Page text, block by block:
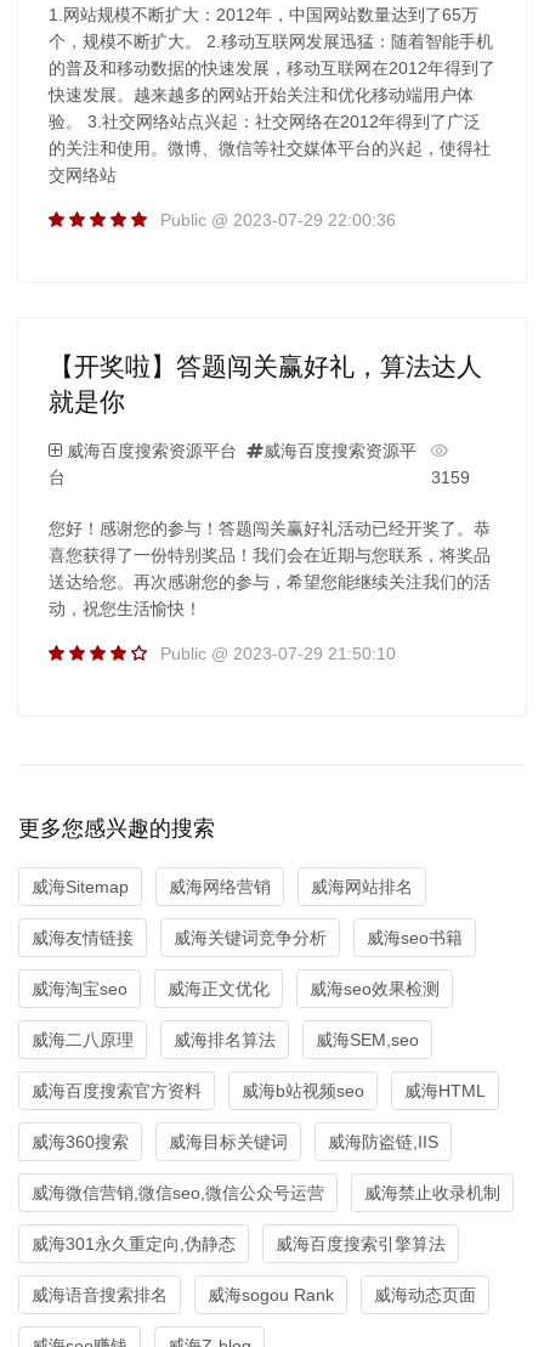
1.网站规模不断扩大：2012年，中国网站数量达到了65万
个，规模不断扩大。 2.移动互联网发展迅猛：随着智能手机
的普及和移动数据的快速发展，移动互联网在2012年得到了
快速发展。越来越多的网站开始关注和优化移动端用户体
验。 3.社交网络站点兴起：社交网络在2012年得到了广泛
的关注和使用。微博、微信等社交媒体平台的兴起，使得社
交网络站
Public @ 2023-07-29 22:00:36
【开奖啦】答题闯关赢好礼，算法达人
就是你
威海百度搜索资源平台
威海百度搜索资源平
台
3159
您好！感谢您的参与！答题闯关赢好礼活动已经开奖了。恭
喜您获得了一份特别奖品！我们会在近期与您联系，将奖品
送达给您。再次感谢您的参与，希望您能继续关注我们的活
动，祝您生活愉快！
Public @ 2023-07-29 21:50:10
更多您感兴趣的搜索
威海Sitemap 威海网络营销 威海网站排名
威海友情链接 威海关键词竞争分析 威海seo书籍
威海淘宝seo 威海正文优化 威海seo效果检测
威海二八原理 威海排名算法 威海SEM,seo
威海百度搜索官方资料 威海b站视频seo 威海HTML
威海360搜索 威海目标关键词 威海防盗链,IIS
威海微信营销,微信seo,微信公众号运营 威海禁止收录机制
威海301永久重定向,伪静态 威海百度搜索引擎算法
威海语音搜索排名 威海sogou Rank 威海动态页面